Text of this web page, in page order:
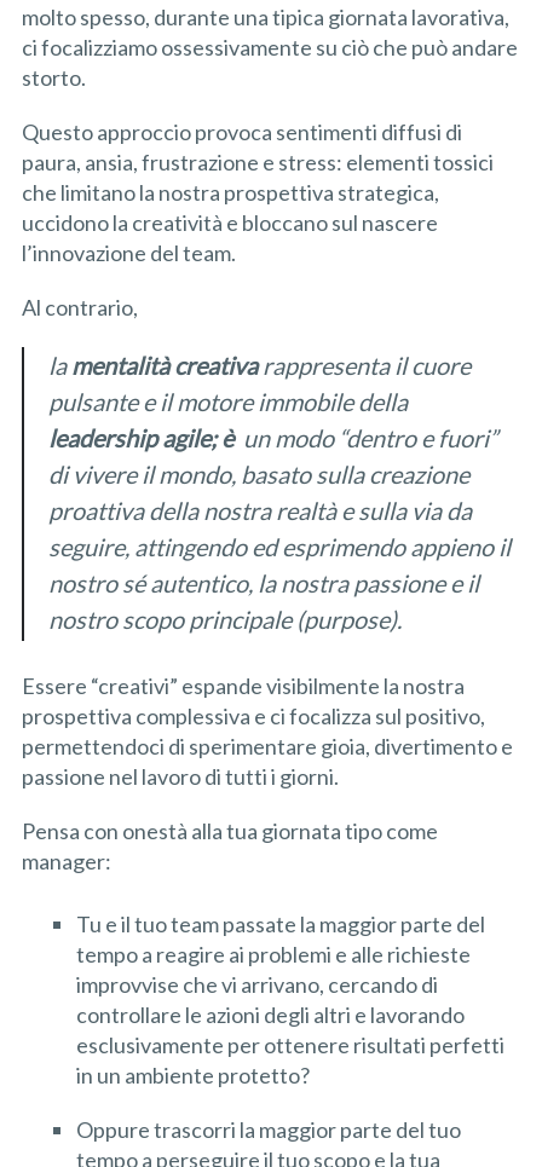
molto spesso, durante una tipica giornata lavorativa,
ci focalizziamo ossessivamente su ciò che può andare
storto.
Questo approccio provoca sentimenti diffusi di
paura, ansia, frustrazione e stress: elementi tossici
che limitano la nostra prospettiva strategica,
uccidono la creatività e bloccano sul nascere
l’innovazione del team.
Al contrario,
lamentalità creativarappresenta il cuore
pulsante e il motore immobile della
leadership agile; è un modo “dentro e fuori”
di vivere il mondo, basato sulla creazione
proattiva della nostra realtà e sulla via da
seguire, attingendo ed esprimendo appieno il
nostro sé autentico, la nostra passione e il
nostro scopo principale (purpose).
Essere “creativi” espande visibilmente la nostra
prospettiva complessiva e ci focalizza sul positivo,
permettendoci di sperimentare gioia, divertimento e
passione nel lavoro di tutti i giorni.
Pensa con onestà alla tua giornata tipo come
manager:
Tu e il tuo team passate la maggior parte del
tempo a reagire ai problemi e alle richieste
improvvise che vi arrivano, cercando di
controllare le azioni degli altri e lavorando
esclusivamente per ottenere risultati perfetti
in un ambiente protetto?
Oppure trascorri la maggior parte del tuo
tempo a perseguire il tuo scopo e la tua